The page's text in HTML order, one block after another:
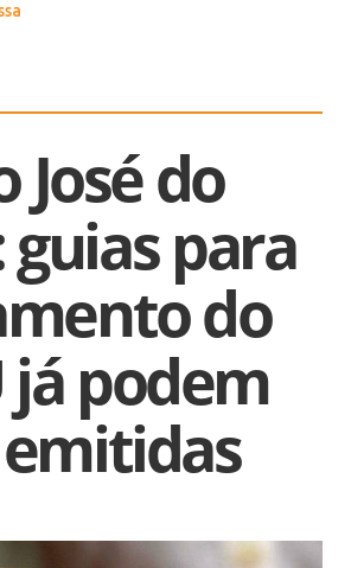
José do
para
do
já podem